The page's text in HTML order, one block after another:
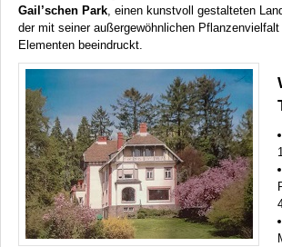
Gail’schen Park , einen kunstvoll gestalteten
der mit seiner außergewöhnlichen
Elementen beeindruckt.